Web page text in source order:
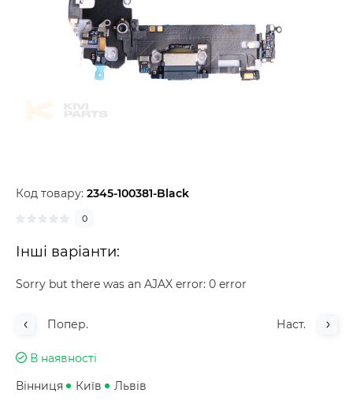
Код товару: 2345-100381-Black
0
Інші варіанти:
Sorry but there was an AJAX error: 0 error
Попер. Наст.
В наявності
Вінниця
Київ Львів